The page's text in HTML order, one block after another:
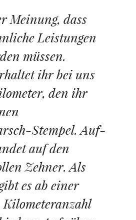
Meinung, dass
Leistungen
müssen.
ihr bei uns
den ihr
Stempel. Auf-
auf den
Zehner. Als
es ab einer
Kilometeranzahl